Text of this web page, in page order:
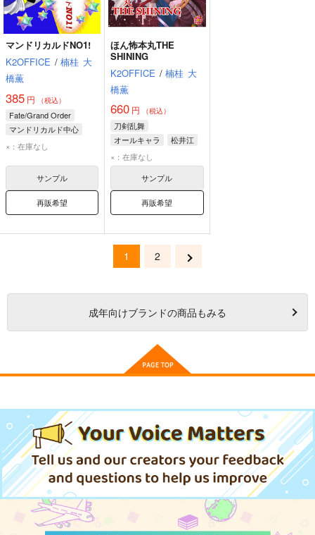
マンドリカルドNO1!
K2OFFICE / 楠桂 大
橋薫
385 円 （税込）
Fate/Grand Order
マンドリカルド中心
マンドリカルド
×：在庫なし
サンプル
再販希望
ほん怖本丸THE
SHINING
K2OFFICE / 楠桂 大
橋薫
660 円 （税込）
刀剣乱舞
オールキャラ
松井江
山姥切長義
×：在庫なし
サンプル
再販希望
1 2
成年向けブランドの商品もみる